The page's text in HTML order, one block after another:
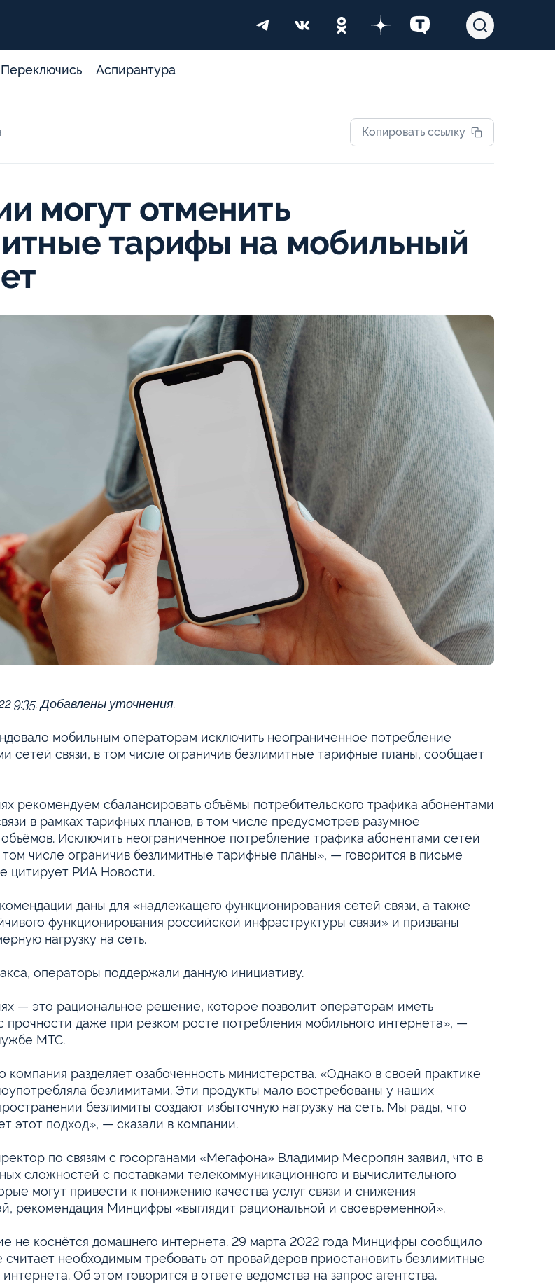
Переключись Аспирантура
Копировать ссылку
могут отменить
тарифы на мобильный
9:35. Добавлены уточнения.
мобильным операторам исключить неограниченное потребление
сетей связи, в том числе ограничив безлимитные тарифные планы, сообщает
рекомендуем сбалансировать объёмы потребительского трафика абонентами
в рамках тарифных планов, в том числе предусмотрев разумное
Исключить неограниченное потребление трафика абонентами сетей
том числе ограничив безлимитные тарифные планы», — говорится в письме
цитирует РИА Новости.
даны для «надлежащего функционирования сетей связи, а также
функционирования российской инфраструктуры связи» и призваны
нагрузку на сеть.
операторы поддержали данную инициативу.
— это рациональное решение, которое позволит операторам иметь
прочности даже при резком росте потребления мобильного интернета», —
МТС.
компания разделяет озабоченность министерства. «Однако в своей практике
безлимитами. Эти продукты мало востребованы у наших
безлимиты создают избыточную нагрузку на сеть. Мы рады, что
этот подход», — сказали в компании.
по связям с госорганами «Мегафона» Владимир Месропян заявил, что в
сложностей с поставками телекоммуникационного и вычислительного
могут привести к понижению качества услуг связи и снижения
рекомендация Минцифры «выглядит рациональной и своевременной».
не коснётся домашнего интернета. 29 марта 2022 года Минцифры сообщило
считает необходимым требовать от провайдеров приостановить безлимитные
Об этом говорится в ответе ведомства на запрос агентства.